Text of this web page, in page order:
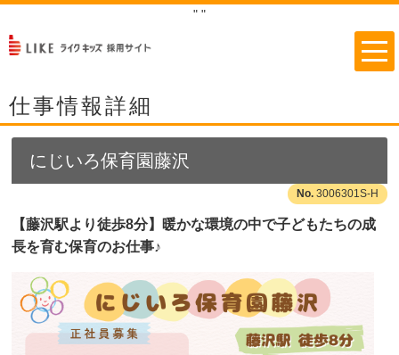
" "
仕事情報詳細
にじいろ保育園藤沢
3006301S-H
【藤沢駅より徒歩8分】暖かな環境の中で子どもたちの成
長を育む保育のお仕事♪